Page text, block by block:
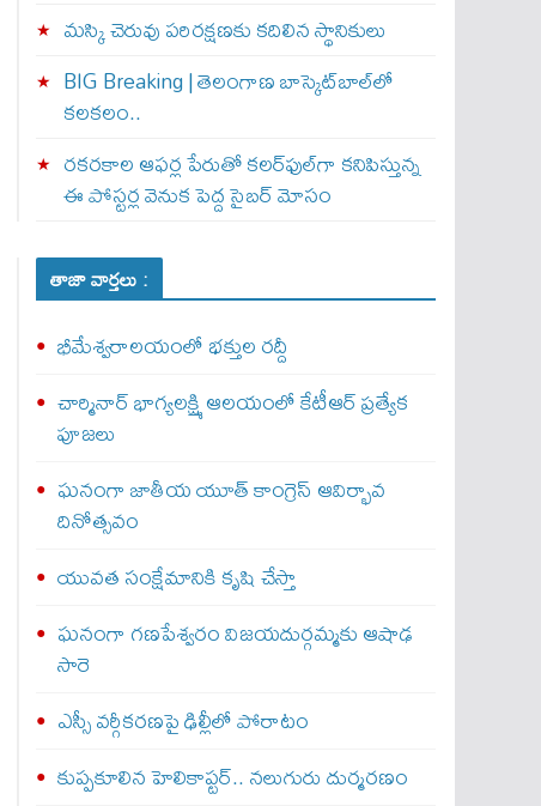
మస్కి చెరువు పరిరక్షణకు కదిలిన స్థానికులు
BIG Breaking | తెలంగాణ బాస్కెట్‌బాల్‌లో
కలకలం..
రకరకాల ఆఫర్ల పేరుతో కలర్‌ఫుల్‌గా కనిపిస్తున్న
ఈ పోస్టర్ల వెనుక పెద్ద సైబర్ మోసం
తాజా వార్తలు :
భీమేశ్వరాలయంలో భక్తుల రద్దీ
చార్మినార్‌ భాగ్యలక్ష్మి ఆలయంలో కేటీఆర్ ప్రత్యేక
పూజలు
ఘనంగా జాతీయ యూత్‌ కాంగ్రెస్‌ ఆవిర్భావ
దినోత్సవం
యువత సంక్షేమానికి కృషి చేస్తా
ఘనంగా గణపేశ్వరం విజయదుర్గమ్మకు ఆషాఢ
సారె
ఎస్సీ వర్గీకరణపై ఢిల్లీలో పోరాటం
కుప్పకూలిన హెలికాప్టర్‌.. నలుగురు దుర్మరణం